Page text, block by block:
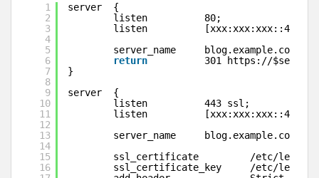
1
2
3
4
5
6
7
8
9
10
11
12
13
14
15
16
server  {
listen          80;
listen
server_name     blog.example.com;
return
301 https: //
}
server  {
listen          443 ssl;
listen
server_name     blog.example.com;
ssl_certificate
/etc/
ssl_certificate_key
/etc/